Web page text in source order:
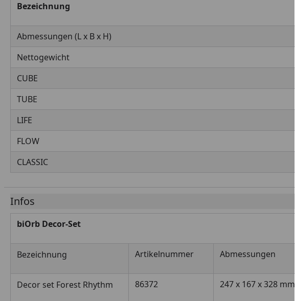
Bezeichnung
Abmessungen (L x B x H)
Nettogewicht
CUBE
TUBE
LIFE
FLOW
CLASSIC
Infos
biOrb Decor-Set
Bezeichnung Artikelnummer Abmessungen
Decor set Forest Rhythm 86372 247 x 167 x 328 mm